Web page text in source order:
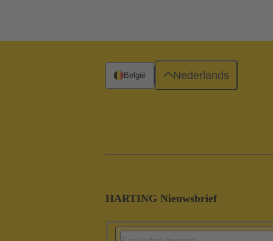
HARTING Nieuwsbrief
België Nederlands